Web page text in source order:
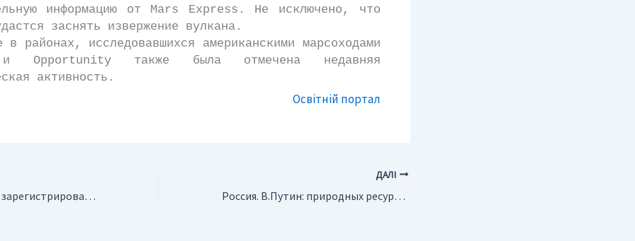
информацию от Mars Express. Не исключено, что
заснять извержение вулкана.
исследовавшихся американскими марсоходами
также была отмечена недавняя
активность.
Освітній портал
Россия. В Бурятии зарегистрировано землетрясение
ДАЛІ
Россия. В.Путин: природных ресурсов в России хватит на 45-50 лет